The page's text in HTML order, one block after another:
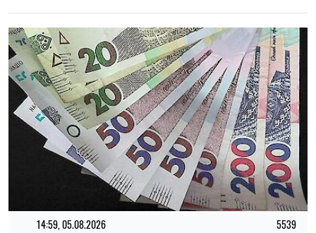
В Украине готовят пенсионную реформу: что изменится в
выплатах, накоплениях и специальных пенсиях
Ирина Де Люсто